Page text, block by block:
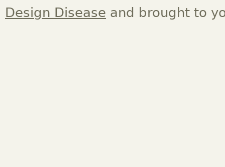
Design Disease and brought to